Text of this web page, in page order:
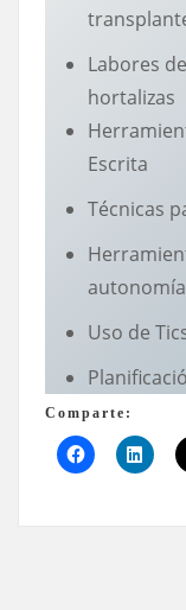
Labores
hortalizas
Escrita
Técnicas
Uso de
Comparte: